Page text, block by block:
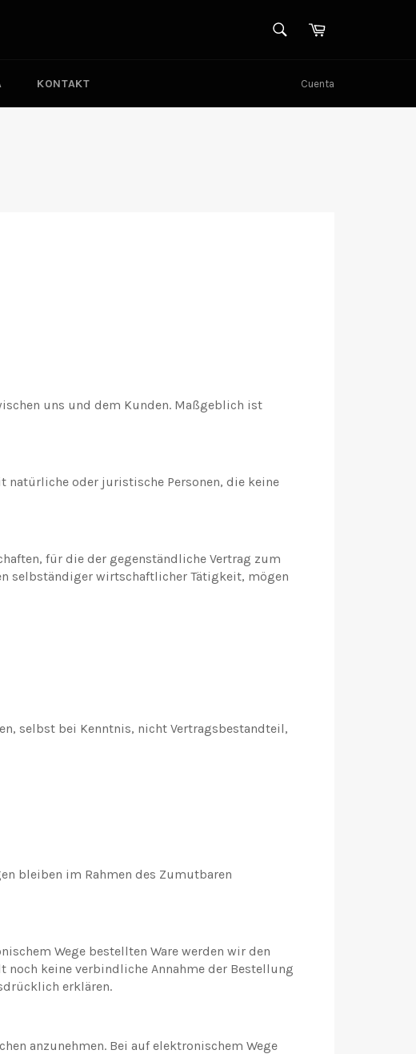
BUSCARCarrito
KONTAKT Cuenta
uns und dem Kunden. Maßgeblich ist
natürliche oder juristische Personen, die keine
für die der gegenständliche Vertrag zum
selbständiger wirtschaftlicher Tätigkeit, mögen
selbst bei Kenntnis, nicht Vertragsbestandteil,
bleiben im Rahmen des Zumutbaren
Wege bestellten Ware werden wir den
keine verbindliche Annahme der Bestellung
erklären.
anzunehmen. Bei auf elektronischem Wege